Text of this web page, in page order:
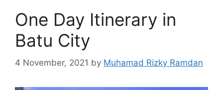
One Day Itinerary in
Batu City
4 November, 2021 by Muhamad Rizky Ramdan